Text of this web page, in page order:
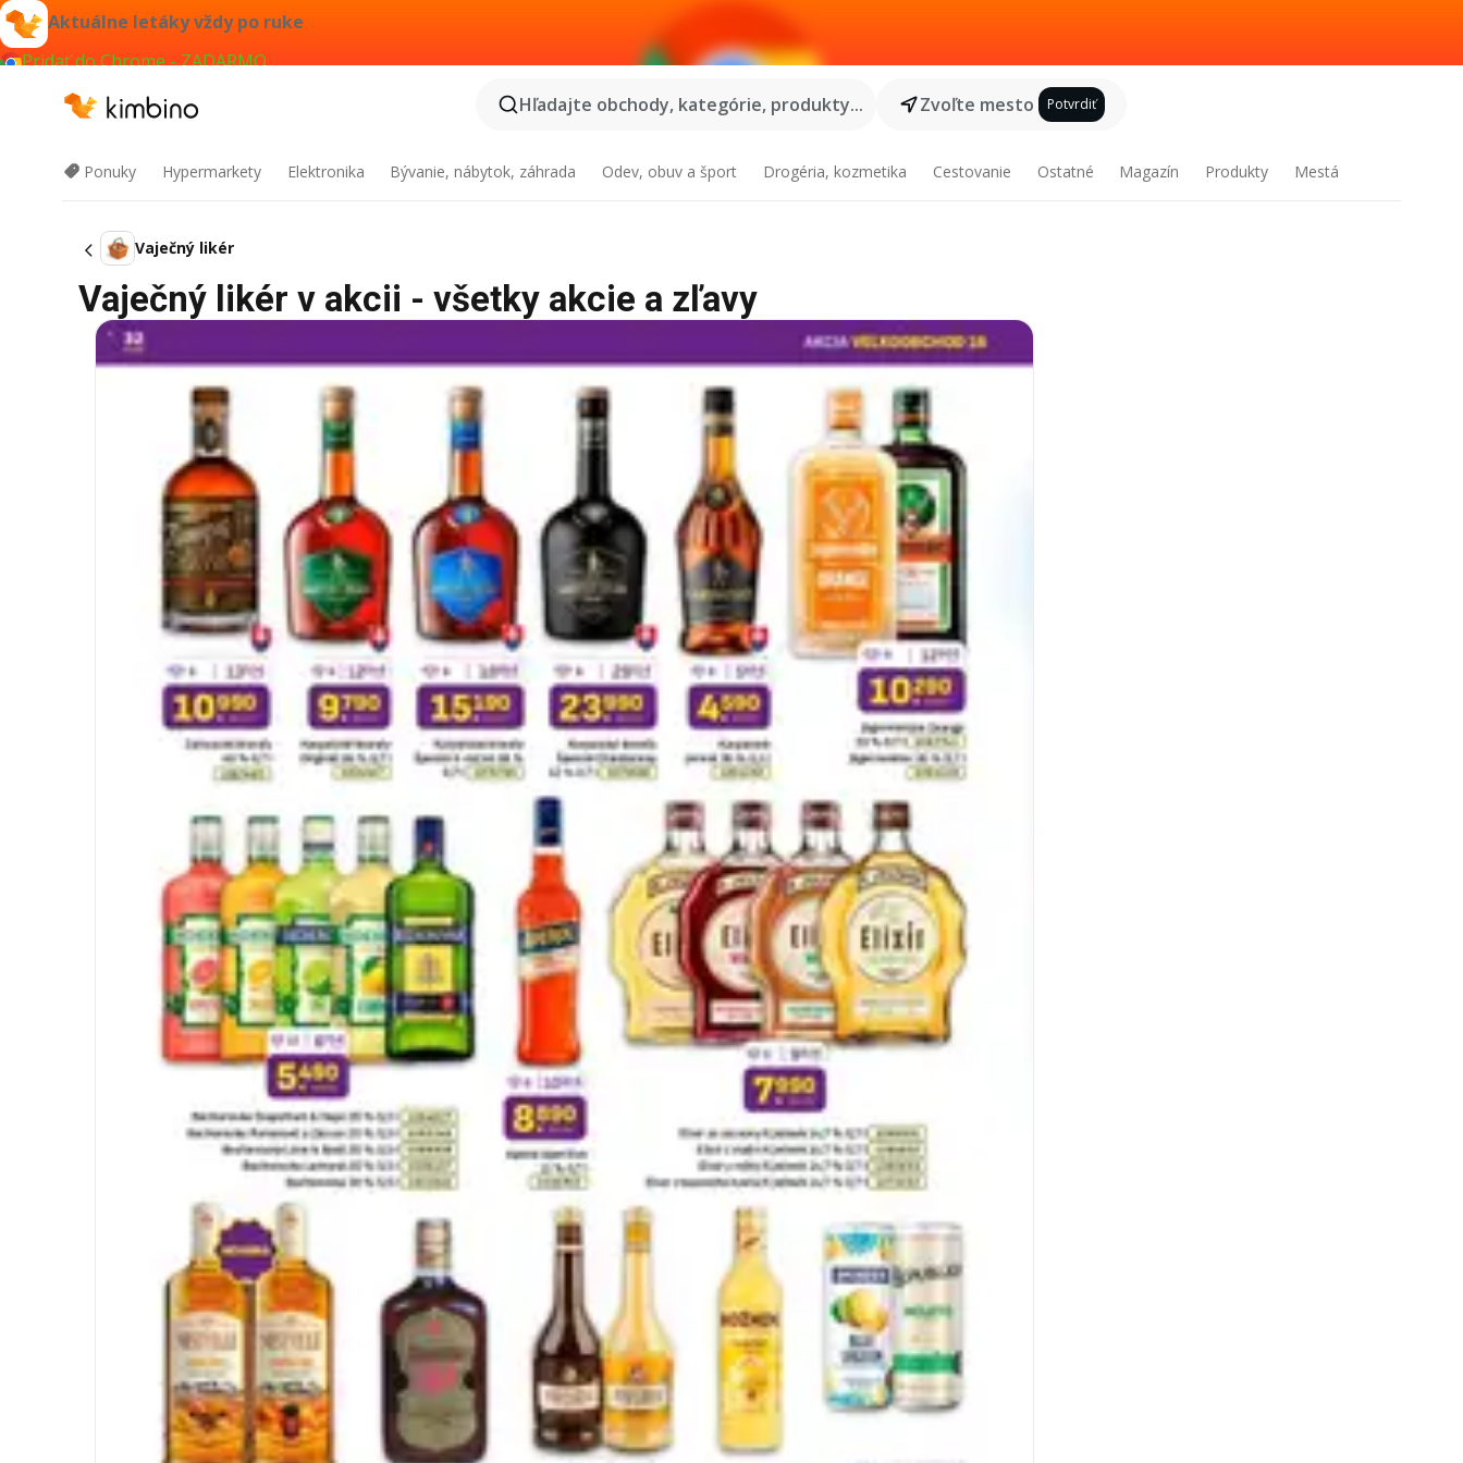
Aktuálne letáky vždy po ruke
Pridať do Chrome - ZADARMO
Hľadajte obchody, kategórie, produkty...
Zvoľte mesto Potvrdiť
Ponuky Hypermarkety Elektronika Bývanie, nábytok, záhrada Odev, obuv a šport Drogéria, kozmetika Cestovanie Ostatné Magazín Produkty Mestá
Vaječný likér
Vaječný likér v akcii - všetky akcie a zľavy